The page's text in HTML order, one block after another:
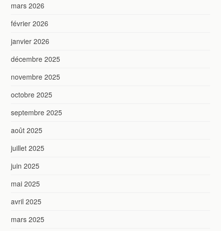
mars 2026
février 2026
janvier 2026
décembre 2025
novembre 2025
octobre 2025
septembre 2025
août 2025
juillet 2025
juin 2025
mai 2025
avril 2025
mars 2025